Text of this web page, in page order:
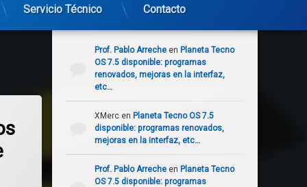
Servicio Técnico Contacto
de los paquetes Snap de Ubuntu: 2016 – 2026 ¿Qué ha cambiado?
Comentarios recientes
Prof. Pablo Arrecheen Planeta Tecno
OS 7.5 disponible: programas
renovados, mejoras en la interfaz,
etc…
XMercen Planeta Tecno OS 7.5
disponible: programas renovados,
mejoras en la interfaz, etc…
Prof. Pablo Arrecheen Planeta Tecno
OS 7.5 disponible: programas